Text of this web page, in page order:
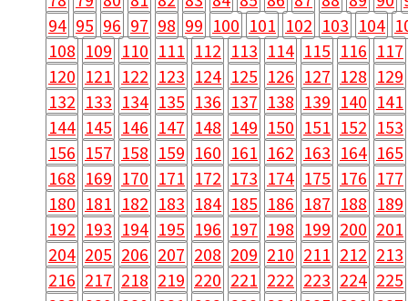
94 95 96 97 98 99 100 101 102 103 104
108 109 110 111 112 113 114 115 116 117
120 121 122 123 124 125 126 127 128 129
132 133 134 135 136 137 138 139 140 141
144 145 146 147 148 149 150 151 152 153
156 157 158 159 160 161 162 163 164 165
168 169 170 171 172 173 174 175 176 177
180 181 182 183 184 185 186 187 188 189
192 193 194 195 196 197 198 199 200 201
204 205 206 207 208 209 210 211 212 213
216 217 218 219 220 221 222 223 224 225